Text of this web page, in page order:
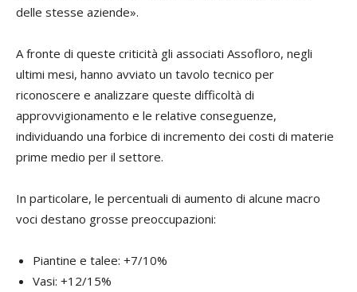
delle stesse aziende».
A fronte di queste criticità gli associati Assofloro, negli
ultimi mesi, hanno avviato un tavolo tecnico per
riconoscere e analizzare queste difficoltà di
approvvigionamento e le relative conseguenze,
individuando una forbice di incremento dei costi di materie
prime medio per il settore.
In particolare, le percentuali di aumento di alcune macro
voci destano grosse preoccupazioni:
Piantine e talee: +7/10%
Vasi: +12/15%